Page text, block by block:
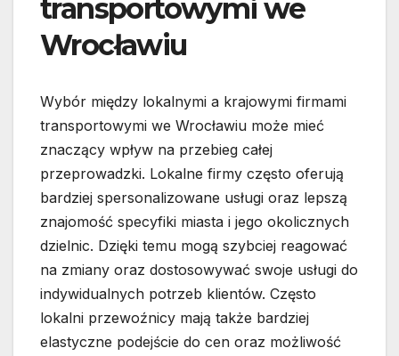
transportowymi we
Wrocławiu
Wybór między lokalnymi a krajowymi firmami
transportowymi we Wrocławiu może mieć
znaczący wpływ na przebieg całej
przeprowadzki. Lokalne firmy często oferują
bardziej spersonalizowane usługi oraz lepszą
znajomość specyfiki miasta i jego okolicznych
dzielnic. Dzięki temu mogą szybciej reagować
na zmiany oraz dostosowywać swoje usługi do
indywidualnych potrzeb klientów. Często
lokalni przewoźnicy mają także bardziej
elastyczne podejście do cen oraz możliwość